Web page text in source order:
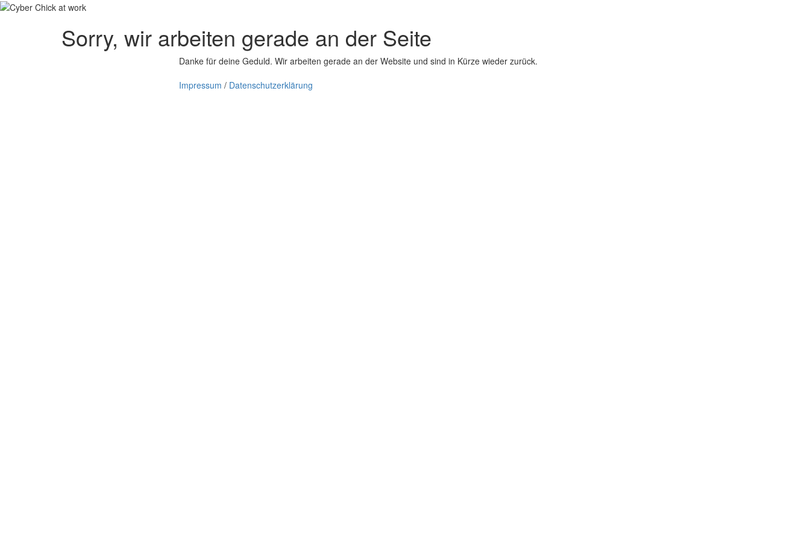
Sorry, wir arbeiten gerade an der Seite
Danke für deine Geduld. Wir arbeiten gerade an der Website und sind in Kürze wieder zurück.
Impressum / Datenschutzerklärung